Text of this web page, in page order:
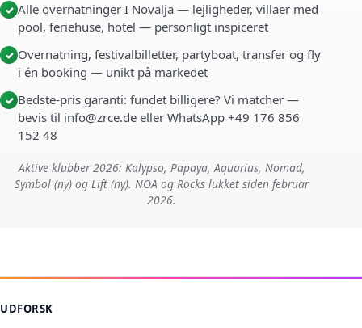
✓ Alle overnatninger I Novalja — lejligheder, villaer med
pool, feriehuse, hotel — personligt inspiceret
✓ Overnatning, festivalbilletter, partyboat, transfer og fly
i én booking — unikt på markedet
✓ Bedste-pris garanti: fundet billigere? Vi matcher —
bevis til info@zrce.de eller WhatsApp +49 176 856
152 48
Aktive klubber 2026: Kalypso, Papaya, Aquarius, Nomad,
Symbol (ny) og Lift (ny). NOA og Rocks lukket siden februar
2026.
UDFORSK